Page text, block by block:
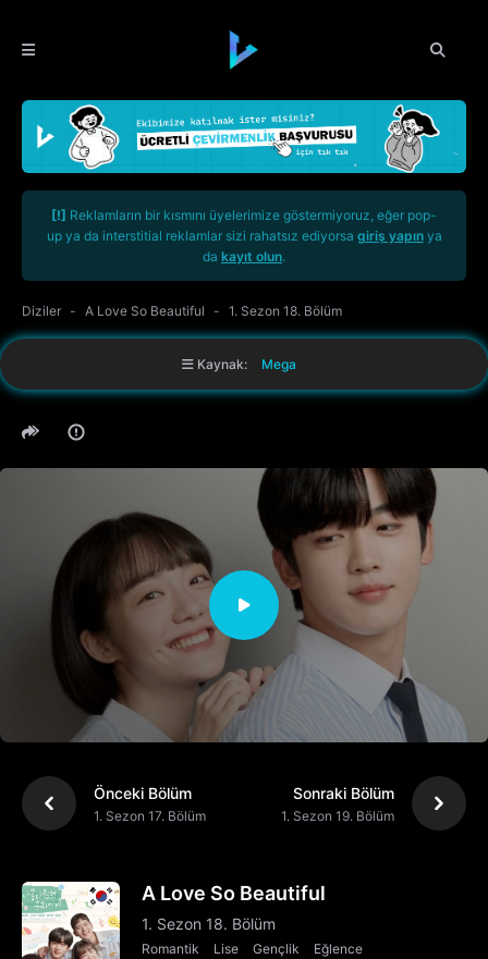
[!] Reklamların bir kısmını üyelerimize göstermiyoruz, eğer pop-
up ya da interstitial reklamlar sizi rahatsız ediyorsa giriş yapınya
da kayıt olun.
Diziler A Love So Beautiful 1. Sezon 18. Bölüm
Kaynak: Mega
Önceki Bölüm
1. Sezon 17. Bölüm
Sonraki Bölüm
1. Sezon 19. Bölüm
A Love So Beautiful
1. Sezon 18. Bölüm
Romantik Lise Gençlik Eğlence